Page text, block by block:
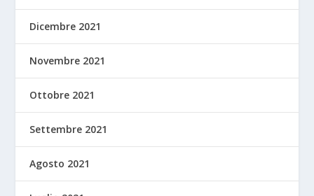
Dicembre 2021
Novembre 2021
Ottobre 2021
Settembre 2021
Agosto 2021